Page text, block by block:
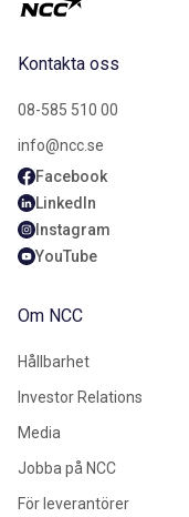
Kontakta oss
08-585 510 00
info@ncc.se
Facebook
LinkedIn
Instagram
YouTube
Om NCC
Hållbarhet
Investor Relations
Media
Jobba på NCC
För leverantörer